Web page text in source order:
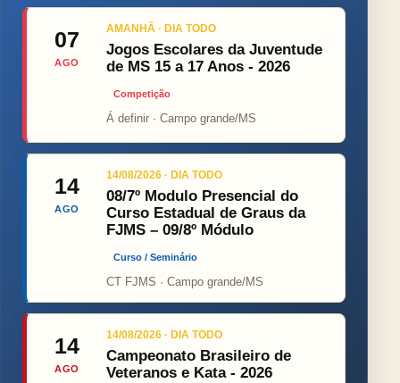
07
AGO
AMANHÃ · DIA TODO
Jogos Escolares da Juventude
de MS 15 a 17 Anos - 2026
Competição
Á definir · Campo grande/MS
14
AGO
14/08/2026 · DIA TODO
08/7º Modulo Presencial do
Curso Estadual de Graus da
FJMS – 09/8º Módulo
Curso / Seminário
CT FJMS · Campo grande/MS
14
AGO
14/08/2026 · DIA TODO
Campeonato Brasileiro de
Veteranos e Kata - 2026